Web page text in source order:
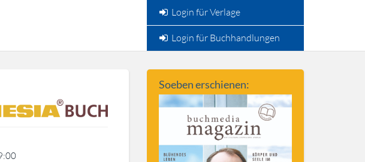
Login für Verlage
Login für Buchhandlungen
Soeben erschienen: